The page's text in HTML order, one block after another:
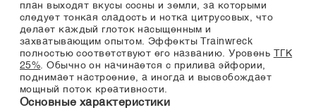
план выходят вкусы сосны и земли, за которыми
следует тонкая сладость и нотка цитрусовых, что
делает каждый глоток насыщенным и
захватывающим опытом. Эффекты Trainwreck
полностью соответствуют его названию. Уровень
ТГК
25%. Обычно он начинается с прилива эйфории,
поднимает настроение, а иногда и высвобождает
мощный поток креативности.
Основные характеристики